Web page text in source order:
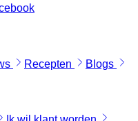
Recepten Blogs